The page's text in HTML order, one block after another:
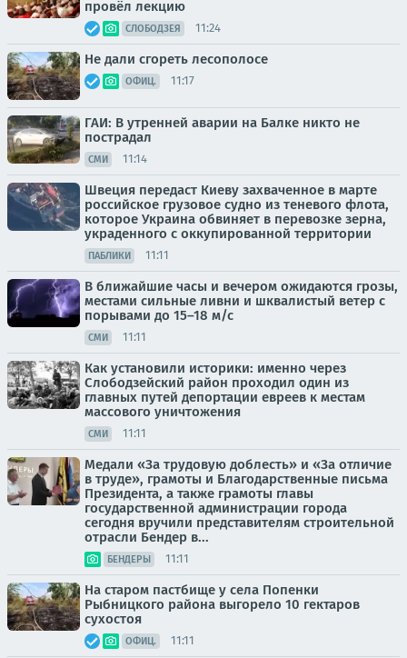
провёл лекцию
СЛОБОДЗЕЯ 11:24
Не дали сгореть лесополосе
ОФИЦ. 11:17
ГАИ: В утренней аварии на Балке никто не
пострадал
СМИ 11:14
Швеция передаст Киеву захваченное в марте
российское грузовое судно из теневого флота,
которое Украина обвиняет в перевозке зерна,
украденного с оккупированной территории
ПАБЛИКИ 11:11
В ближайшие часы и вечером ожидаются грозы,
местами сильные ливни и шквалистый ветер с
порывами до 15–18 м/с
СМИ 11:11
Как установили историки: именно через
Слободзейский район проходил один из
главных путей депортации евреев к местам
массового уничтожения
СМИ 11:11
Медали «За трудовую доблесть» и «За отличие
в труде», грамоты и Благодарственные письма
Президента, а также грамоты главы
государственной администрации города
сегодня вручили представителям строительной
отрасли Бендер в...
БЕНДЕРЫ 11:11
На старом пастбище у села Попенки
Рыбницкого района выгорело 10 гектаров
сухостоя
ОФИЦ. 11:11